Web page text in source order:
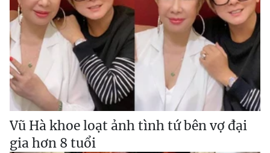
Vũ Hà khoe loạt ảnh tình tứ bên vợ đại
gia hơn 8 tuổi